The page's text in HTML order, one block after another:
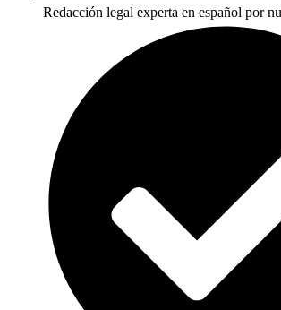
Redacción legal experta en español por